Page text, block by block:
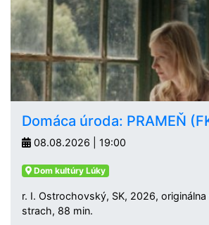
Domáca úroda: PRAMEŇ
08.08.2026 | 19:00
Dom kultúry Lúky
r. I. Ostrochovský, SK, 2026, originálna
strach, 88 min.